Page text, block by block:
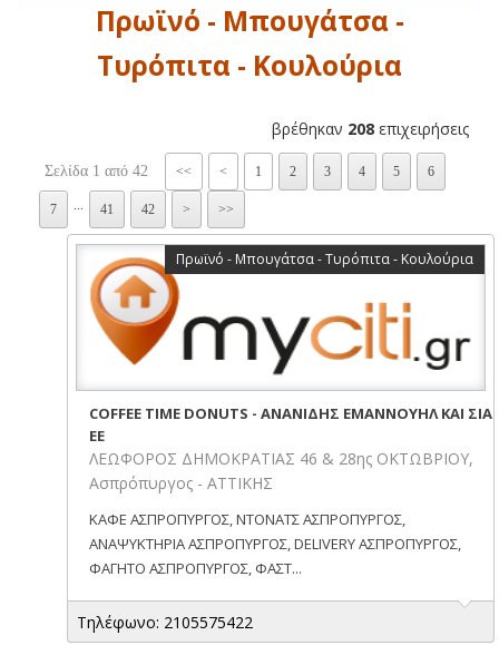
Πρωϊνό - Μπουγάτσα -
Τυρόπιτα - Κουλούρια
βρέθηκαν 208 επιχειρήσεις
Σελίδα 1 από 42 << < 1 2 3 4 5 6
7 41 42 > >>
Πρωϊνό - Μπουγάτσα - Τυρόπιτα - Κουλούρια
COFFEE TIME DONUTS - ΑΝΑΝΙΔΗΣ ΕΜΑΝΝΟΥΗΛ ΚΑΙ ΣΙΑ
ΕΕ
ΛΕΩΦΟΡΟΣ ΔΗΜΟΚΡΑΤΙΑΣ 46 & 28ης ΟΚΤΩΒΡΙΟΥ,
Ασπρόπυργος - ΑΤΤΙΚΗΣ
ΚΑΦΕ ΑΣΠΡΟΠΥΡΓΟΣ, ΝΤΟΝΑΤΣ ΑΣΠΡΟΠΥΡΓΟΣ,
ΑΝΑΨΥΚΤΗΡΙΑ ΑΣΠΡΟΠΥΡΓΟΣ, DELIVERY ΑΣΠΡΟΠΥΡΓΟΣ,
ΦΑΓΗΤΟ ΑΣΠΡΟΠΥΡΓΟΣ, ΦΑΣΤ...
Τηλέφωνο: 2105575422